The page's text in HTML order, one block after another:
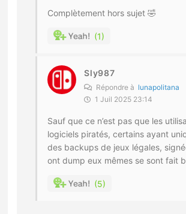
Complètement hors sujet 🤣
1
Sly987
Répondre à lunapolitana
1 Juil 2025 23:14
Sauf que ce n’est pas que les
logiciels piratés, certains ayant
des backups de jeux légales,
ont dump eux mêmes se sont fait
5